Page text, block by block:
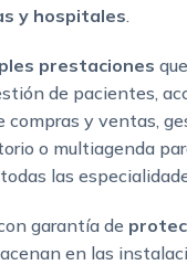
y hospitales
prestaciones
de pacientes,
compras y ventas,
o multiagenda
las
garantía de
en las